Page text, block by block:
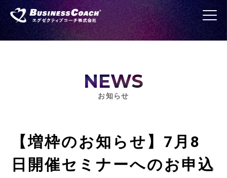
NEWS
お知らせ
【増枠のお知らせ】7月8
日開催セミナーへのお申込